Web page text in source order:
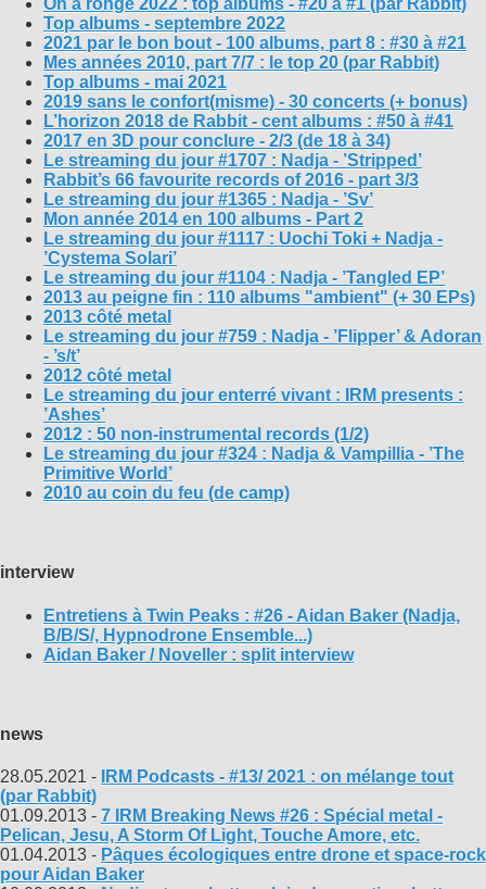
On a rongé 2022 : top albums - #20 à #1 (par Rabbit)
Top albums - septembre 2022
2021 par le bon bout - 100 albums, part 8 : #30 à #21
Mes années 2010, part 7/7 : le top 20 (par Rabbit)
Top albums - mai 2021
2019 sans le confort(misme) - 30 concerts (+ bonus)
L’horizon 2018 de Rabbit - cent albums : #50 à #41
2017 en 3D pour conclure - 2/3 (de 18 à 34)
Le streaming du jour #1707 : Nadja - ’Stripped’
Rabbit’s 66 favourite records of 2016 - part 3/3
Le streaming du jour #1365 : Nadja - ’Sv’
Mon année 2014 en 100 albums - Part 2
Le streaming du jour #1117 : Uochi Toki + Nadja -
’Cystema Solari’
Le streaming du jour #1104 : Nadja - ’Tangled EP’
2013 au peigne fin : 110 albums "ambient" (+ 30 EPs)
2013 côté metal
Le streaming du jour #759 : Nadja - ’Flipper’ & Adoran
- ’s/t’
2012 côté metal
Le streaming du jour enterré vivant : IRM presents :
’Ashes’
2012 : 50 non-instrumental records (1/2)
Le streaming du jour #324 : Nadja & Vampillia - ’The
Primitive World’
2010 au coin du feu (de camp)
interview
Entretiens à Twin Peaks : #26 - Aidan Baker (Nadja,
B/B/S/, Hypnodrone Ensemble...)
Aidan Baker / Noveller : split interview
news
28.05.2021 -
IRM Podcasts - #13/ 2021 : on mélange tout
(par Rabbit)
01.09.2013 - 7 IRM Breaking News #26 : Spécial metal -
Pelican, Jesu, A Storm Of Light, Touche Amore, etc.
01.04.2013 - Pâques écologiques entre drone et space-rock
pour Aidan Baker